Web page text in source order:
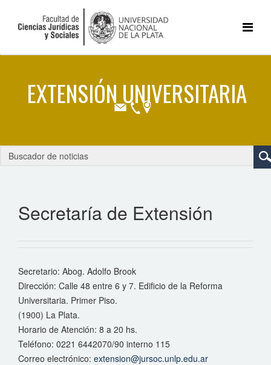
Secretaría de Extensión
Secretario: Abog. Adolfo Brook
Dirección: Calle 48 entre 6 y 7. Edificio de la Reforma
Universitaria. Primer Piso.
(1900) La Plata.
Horario de Atención: 8 a 20 hs.
Teléfono: 0221 6442070/90 interno 115
Correo electrónico: extension@jursoc.unlp.edu.ar